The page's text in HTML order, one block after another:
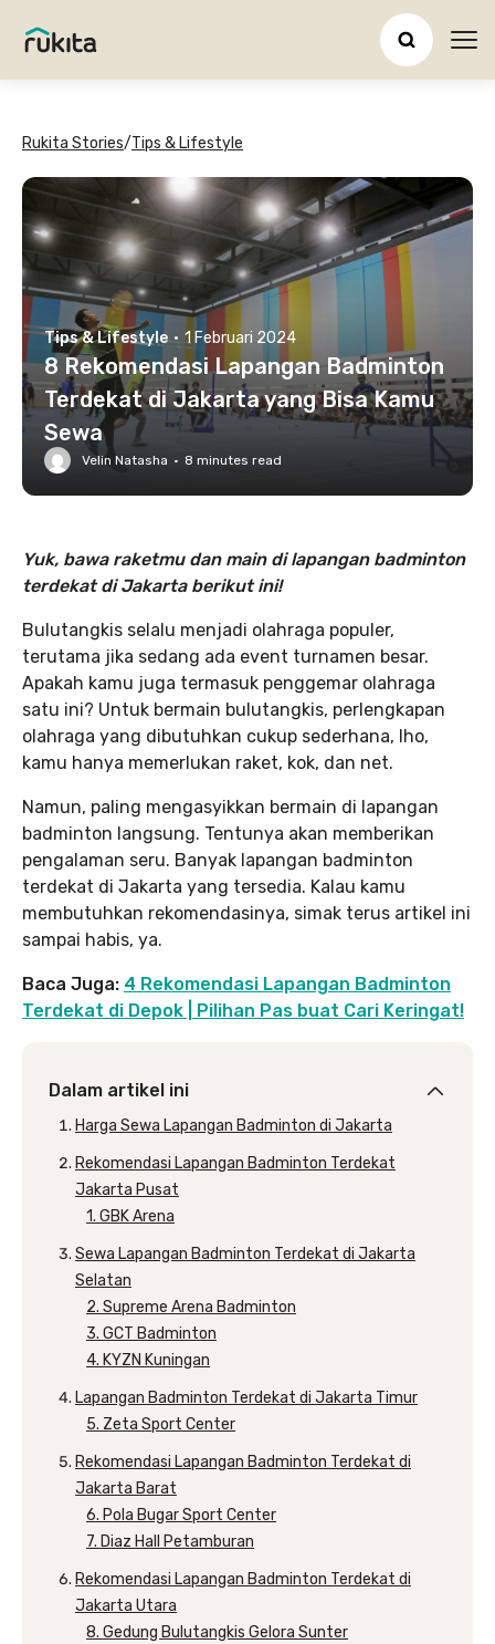
Rukita Stories/Tips & Lifestyle
Tips & Lifestyle · 1 Februari 2024
8 Rekomendasi Lapangan Badminton
Terdekat di Jakarta yang Bisa Kamu
Sewa
Velin Natasha · 8 minutes read
Yuk, bawa raketmu dan main di lapangan badminton
terdekat di Jakarta berikut ini!
Bulutangkis selalu menjadi olahraga populer,
terutama jika sedang ada event turnamen besar.
Apakah kamu juga termasuk penggemar olahraga
satu ini? Untuk bermain bulutangkis, perlengkapan
olahraga yang dibutuhkan cukup sederhana, lho,
kamu hanya memerlukan raket, kok, dan net.
Namun, paling mengasyikkan bermain di lapangan
badminton langsung. Tentunya akan memberikan
pengalaman seru. Banyak lapangan badminton
terdekat di Jakarta yang tersedia. Kalau kamu
membutuhkan rekomendasinya, simak terus artikel ini
sampai habis, ya.
Baca Juga: 4 Rekomendasi Lapangan Badminton
Terdekat di Depok | Pilihan Pas buat Cari Keringat!
Dalam artikel ini
Harga Sewa Lapangan Badminton di Jakarta
Rekomendasi Lapangan Badminton Terdekat
Jakarta Pusat
1. GBK Arena
Sewa Lapangan Badminton Terdekat di Jakarta
Selatan
2. Supreme Arena Badminton
3. GCT Badminton
4. KYZN Kuningan
Lapangan Badminton Terdekat di Jakarta Timur
5. Zeta Sport Center
Rekomendasi Lapangan Badminton Terdekat di
Jakarta Barat
6. Pola Bugar Sport Center
7. Diaz Hall Petamburan
Rekomendasi Lapangan Badminton Terdekat di
Jakarta Utara
8. Gedung Bulutangkis Gelora Sunter